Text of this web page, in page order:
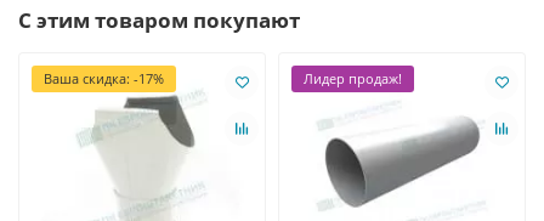
С этим товаром покупают
Ваша скидка: -17% Лидер продаж!